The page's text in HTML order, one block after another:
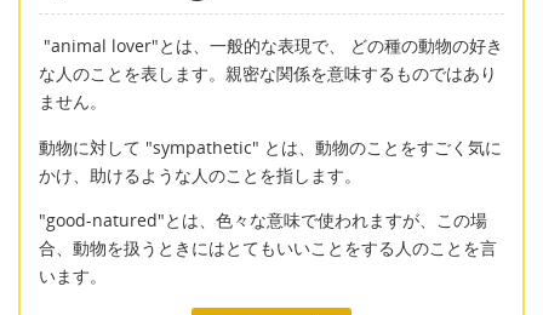
"animal lover"とは、一般的な表現で、 どの種の動物の好き
な人のことを表します。親密な関係を意味するものではあり
ません。
動物に対して "sympathetic" とは、動物のことをすごく気に
かけ、助けるような人のことを指します。
"good-natured"とは、色々な意味で使われますが、この場
合、動物を扱うときにはとてもいいことをする人のことを言
います。